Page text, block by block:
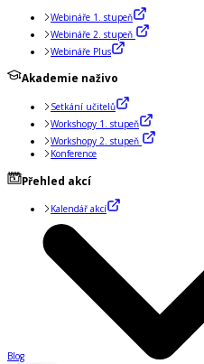
Webináře 1. stupeň
Webináře 2. stupeň
Webináře Plus
Akademie naživo
Setkání učitelů
Workshopy 1. stupeň
Workshopy 2. stupeň
Konference
Přehled akcí
Kalendář akcí
Blog